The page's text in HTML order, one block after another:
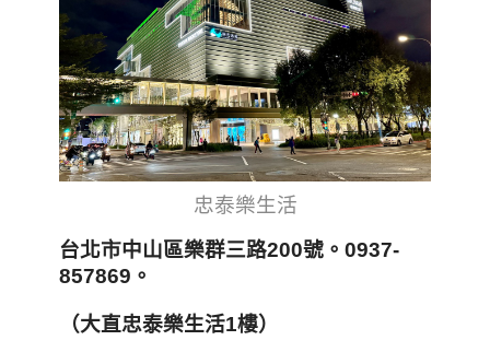
忠泰樂生活
台北市中山區樂群三路200號 。0937-
857869 。
（大直忠泰樂生活1樓）